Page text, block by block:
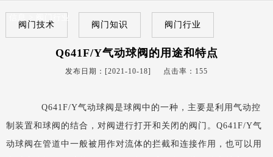
阀门行业
阀门技术
阀门知识 阀门行业
Q641F/Y气动球阀的用途和特点
发布日期：[2021-10-18] 点击率： 155
Q641F/Y气动球阀是球阀中的一种，主要是利用气动控
制装置和球阀的结合，对阀进行打开和关闭的阀门。Q641F/Y气
动球阀在管道中一般被用作对流体的拦截和连接作用，也可以用